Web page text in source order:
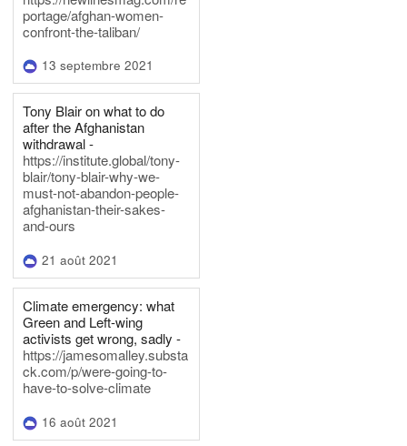
portage/afghan-women-
confront-the-taliban/
13 septembre 2021
Tony Blair on what to do
after the Afghanistan
withdrawal -
https://institute.global/tony-
blair/tony-blair-why-we-
must-not-abandon-people-
afghanistan-their-sakes-
and-ours
21 août 2021
Climate emergency: what
Green and Left-wing
activists get wrong, sadly -
https://jamesomalley.substa
ck.com/p/were-going-to-
have-to-solve-climate
16 août 2021